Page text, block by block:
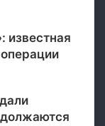
известная